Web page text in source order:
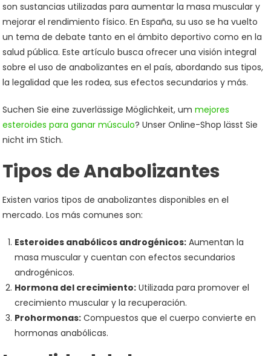
son sustancias utilizadas para aumentar la masa muscular y
mejorar el rendimiento físico. En España, su uso se ha vuelto
un tema de debate tanto en el ámbito deportivo como en la
salud pública. Este artículo busca ofrecer una visión integral
sobre el uso de anabolizantes en el país, abordando sus tipos,
la legalidad que les rodea, sus efectos secundarios y más.
Suchen Sie eine zuverlässige Möglichkeit, ummejores
esteroides para ganar músculo? Unser Online-Shop lässt Sie
nicht im Stich.
Tipos de Anabolizantes
Existen varios tipos de anabolizantes disponibles en el
mercado. Los más comunes son:
Esteroides anabólicos androgénicos: Aumentan la
masa muscular y cuentan con efectos secundarios
androgénicos.
Hormona del crecimiento: Utilizada para promover el
crecimiento muscular y la recuperación.
Prohormonas: Compuestos que el cuerpo convierte en
hormonas anabólicas.